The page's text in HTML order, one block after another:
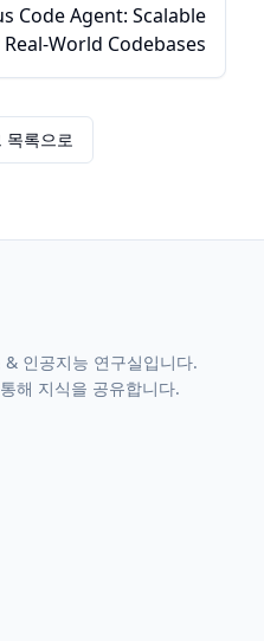
Code Agent: Scalable
World Codebases
목록으로
인공지능 연구실입니다.
해 지식을 공유합니다.